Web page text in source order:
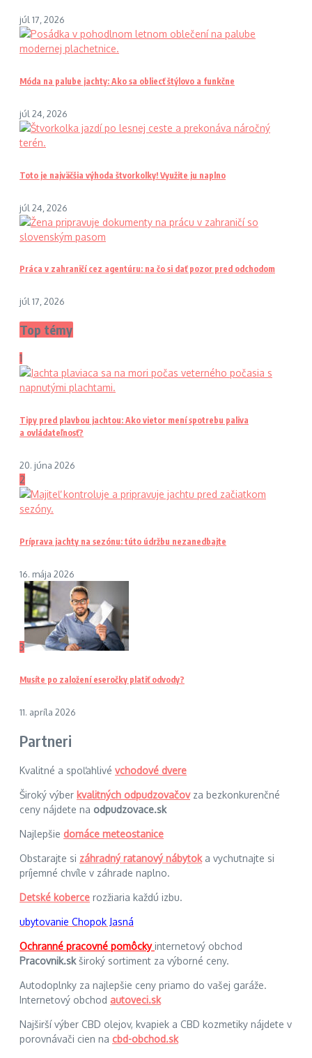
júl 17, 2026
Móda na palube jachty: Ako sa obliecť štýlovo a funkčne
júl 24, 2026
Toto je najväčšia výhoda štvorkolky! Využite ju naplno
júl 24, 2026
Práca v zahraničí cez agentúru: na čo si dať pozor pred odchodom
júl 17, 2026
Top témy
1
Tipy pred plavbou jachtou: Ako vietor mení spotrebu paliva
a ovládateľnosť?
20. júna 2026
2
Príprava jachty na sezónu: túto údržbu nezanedbajte
16. mája 2026
3
Musíte po založení eseročky platiť odvody?
11. apríla 2026
Partneri
Kvalitné a spoľahlivé vchodové dvere
Široký výber kvalitných odpudzovačovza bezkonkurenčné
ceny nájdete na odpudzovace.sk
Najlepšie domáce meteostanice
Obstarajte si záhradný ratanový nábytoka vychutnajte si
príjemné chvíle v záhrade naplno.
Detské koberce rozžiaria každú izbu.
ubytovanie Chopok Jasná
Ochranné pracovné pomôckyinternetový obchod
Pracovnik.skširoký sortiment za výborné ceny.
Autodoplnky za najlepšie ceny priamo do vašej garáže.
Internetový obchod autoveci.sk
Najširší výber CBD olejov, kvapiek a CBD kozmetiky nájdete v
porovnávači cien na cbd-obchod.sk